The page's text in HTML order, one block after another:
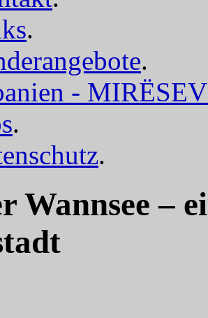
.
.
-
.
.
Wannsee –